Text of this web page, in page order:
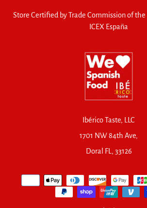
Store Certified by Trade Commission of the
ICEX España
Ibérico Taste, LLC
1701 NW 84th Ave,
Doral FL, 33126